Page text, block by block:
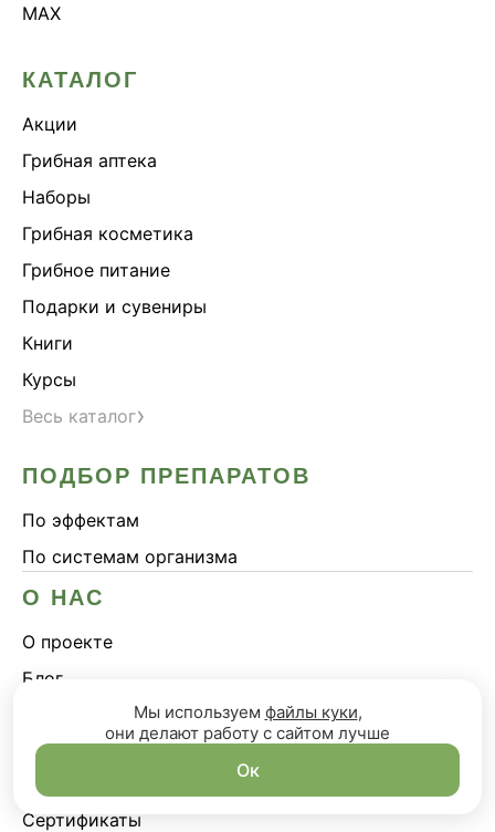
MAX
КАТАЛОГ
Акции
Грибная аптека
Наборы
Грибная косметика
Грибное питание
Подарки и сувениры
Книги
Курсы
Весь каталог›
ПОДБОР ПРЕПАРАТОВ
По эффектам
По системам организма
О НАС
О проекте
Блог
Сотрудничество
Сертификаты
Мы используем файлы куки,
они делают работу с сайтом лучше
Ок